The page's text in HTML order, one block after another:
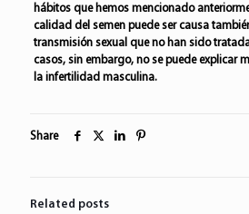
hábitos que hemos mencionado
calidad del semenpuede ser causa
transmisión sexual que no han sido
casos, sin embargo, no se puede explicar
la infertilidad masculina.
Share
Related posts